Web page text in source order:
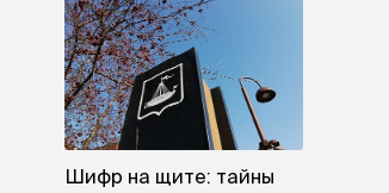
Шифр на щите: тайны